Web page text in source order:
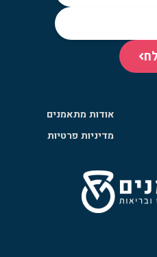
אודות מתאמנים
מדיניות פרטיות